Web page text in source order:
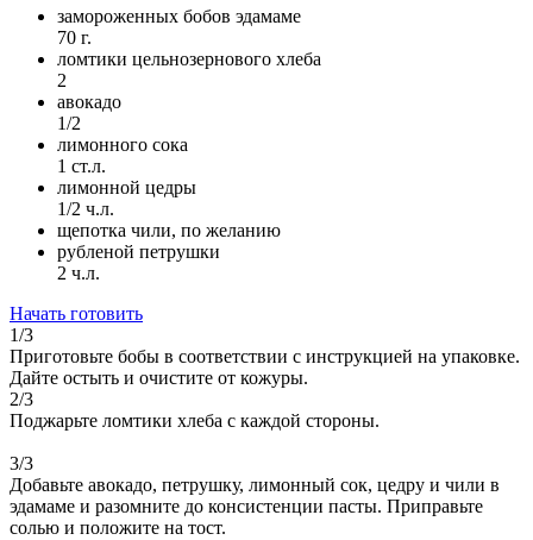
замороженных бобов эдамаме
70 г.
ломтики цельнозернового хлеба
2
авокадо
1/2
лимонного сока
1 ст.л.
лимонной цедры
1/2 ч.л.
щепотка чили, по желанию
рубленой петрушки
2 ч.л.
Начать готовить
1/3
Приготовьте бобы в соответствии с инструкцией на упаковке.
Дайте остыть и очистите от кожуры.
2/3
Поджарьте ломтики хлеба с каждой стороны.
3/3
Добавьте авокадо, петрушку, лимонный сок, цедру и чили в
эдамаме и разомните до консистенции пасты. Приправьте
солью и положите на тост.